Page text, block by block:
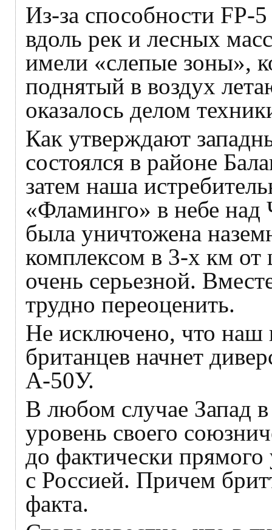
Из-за способности FP-
вдоль рек и лесных
имели «слепые зоны»,
поднятый в воздух
оказалось делом
Как утверждают
состоялся в районе
затем наша
«Фламинго» в небе над
была уничтожена
комплексом в 3-х км от
очень серьезной.
трудно переоценить.
Не исключено, что наш
британцев начнет
А-50У.
В любом случае Запад
уровень своего
до фактически
с Россией. Причем
факта.